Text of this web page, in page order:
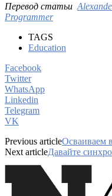
Перевод статьи
Programmer
TAGS
Education
Facebook
Twitter
WhatsApp
Linkedin
Telegram
VK
Previous articleОсваиваем
Next articleДавайте